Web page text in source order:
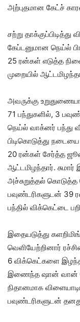
அற்புதமான கேட்ச்
சற்று
கேப்டனுமான நெய்ல்
25 ரன்கள் எடுத்த
முறையில்
அவருக்கு
71 பந்துகளில், 3
நெய்ல் வாக்னர் பந்து
பிடிகொடுத்து
20 ரன்கள் சேர்த்த
ஆட்டமிழந்தார்.
அச்சுறுத்தல் கொடுத்த
பவுண்டரிகளுடன் 39
பந்தில் விக்கெட்டை
இதையடுத்து
வெளியேற்றினார்
6 விக்கெட்களை இழந்த
இணைந்த ஷான் வான்
நிதானமாக
பவுண்டரிகளுடன்